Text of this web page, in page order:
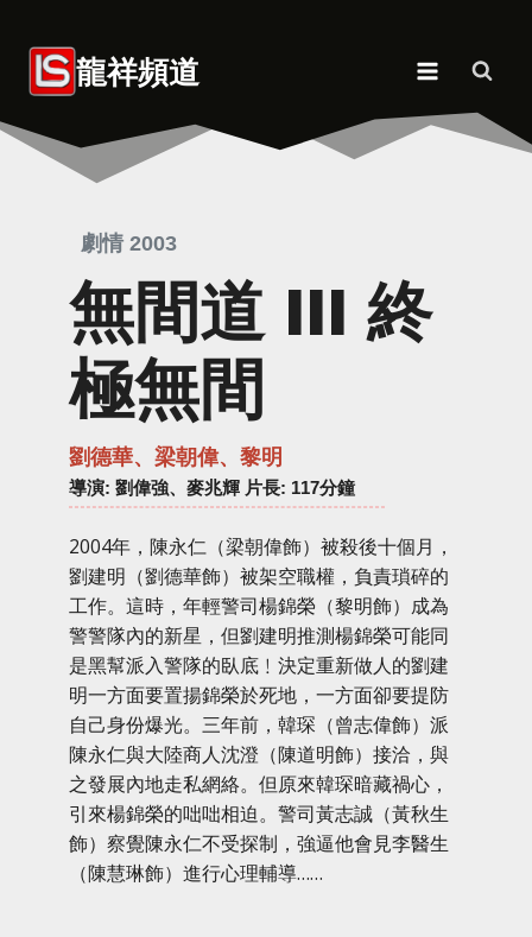
content 龍祥頻道
劇情 2003
無間道 III 終
極無間
劉德華、梁朝偉、黎明
導演: 劉偉強、麥兆輝 片長: 117分鐘
2004年，陳永仁（梁朝偉飾）被殺後十個月，
劉建明（劉德華飾）被架空職權，負責瑣碎的
工作。這時，年輕警司楊錦榮（黎明飾）成為
警警隊內的新星，但劉建明推測楊錦榮可能同
是黑幫派入警隊的臥底﹗決定重新做人的劉建
明一方面要置揚錦榮於死地，一方面卻要提防
自己身份爆光。三年前，韓琛（曾志偉飾）派
陳永仁與大陸商人沈澄（陳道明飾）接洽，與
之發展內地走私網絡。但原來韓琛暗藏禍心，
引來楊錦榮的咄咄相迫。警司黃志誠（黃秋生
飾）察覺陳永仁不受探制，強逼他會見李醫生
（陳慧琳飾）進行心理輔導……